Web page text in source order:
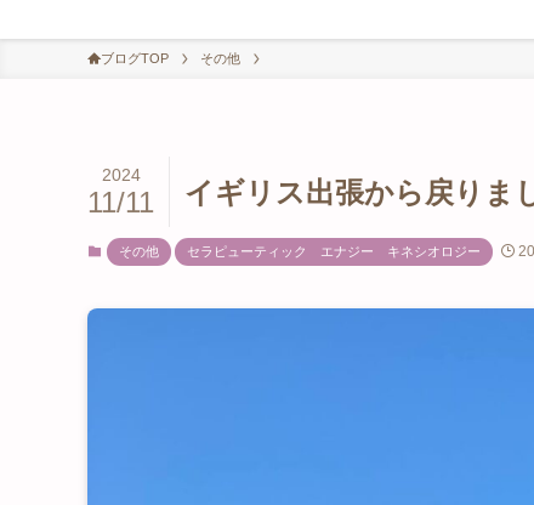
ブログTOP その他
イギリス出張から戻りま
2024
11/11
その他 セラピューティック エナジー キネシオロジー